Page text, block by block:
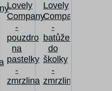
Lovely
Company
-
pouzdro
na
pastelky
-
zmrzlina
Lovely
Company
-
batůžek
do
školky
-
zmrzlina